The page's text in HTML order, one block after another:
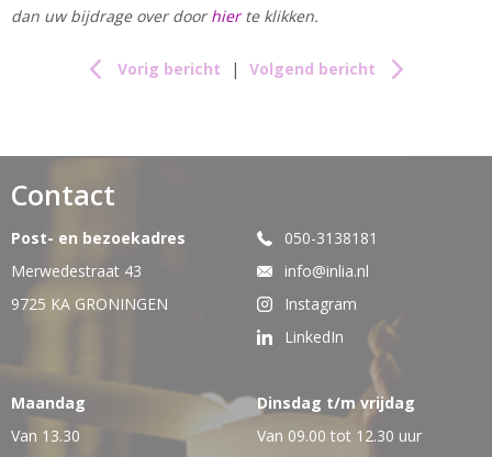
dan uw bijdrage over doorhierte klikken.
Vorig bericht | Volgend bericht
Contact
Post- en bezoekadres
Merwedestraat 43
9725 KA GRONINGEN
050-3138181
info@inlia.nl
Instagram
LinkedIn
Maandag
Van 13.30
Dinsdag t/m vrijdag
Van 09.00 tot 12.30 uur